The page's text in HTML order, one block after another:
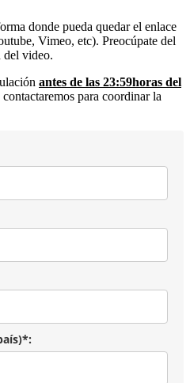
donde pueda quedar el enlace
Vimeo, etc). Preocúpate del
del video.
antes de las 23:59horas del
para coordinar la